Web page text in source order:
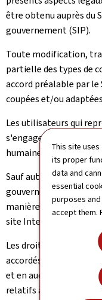
This site
its proper
data and
essential
purposes
accept them.
être obtenu auprès du
gouvernement (SIP).
Toute modification,
partielle des types de
accord préalable par
coupées et/ou
Les utilisateurs qui
s'engagent à ne pas
humaine et au respect
Sauf autorisation
gouvernement.lu ne
manière, en tout ou en
site Internet.
Les droits qui vous
accordés ci-dessus
et en aucun cas une
relatifs à ce portail.